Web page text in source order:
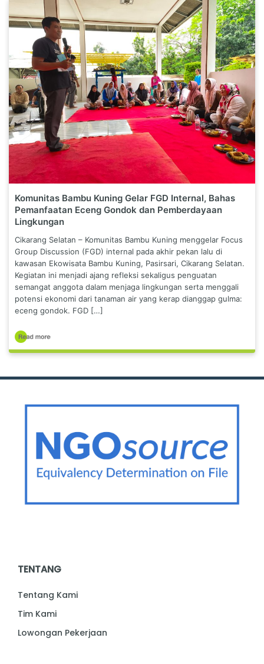
Komunitas Bambu Kuning Gelar FGD Internal, Bahas
Pemanfaatan Eceng Gondok dan Pemberdayaan
Lingkungan
Cikarang Selatan – Komunitas Bambu Kuning menggelar Focus
Group Discussion (FGD) internal pada akhir pekan lalu di
kawasan Ekowisata Bambu Kuning, Pasirsari, Cikarang Selatan.
Kegiatan ini menjadi ajang refleksi sekaligus penguatan
semangat anggota dalam menjaga lingkungan serta menggali
potensi ekonomi dari tanaman air yang kerap dianggap gulma:
eceng gondok. FGD […]
TENTANG
Tentang Kami
Tim Kami
Lowongan Pekerjaan